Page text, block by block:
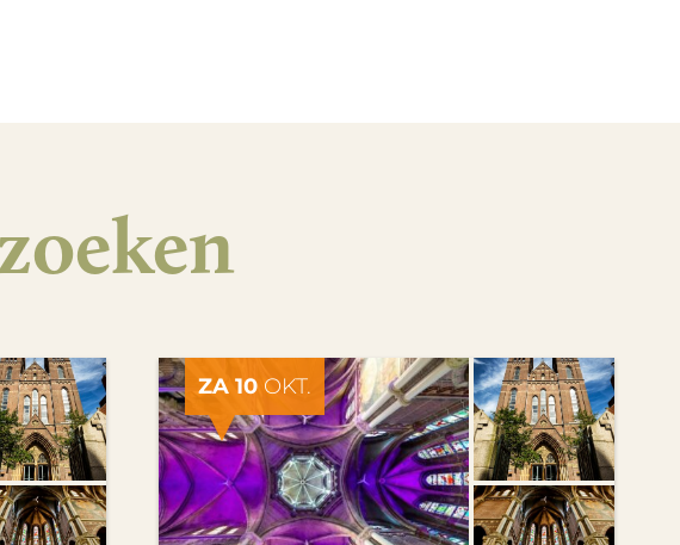
ZA 10OKT.